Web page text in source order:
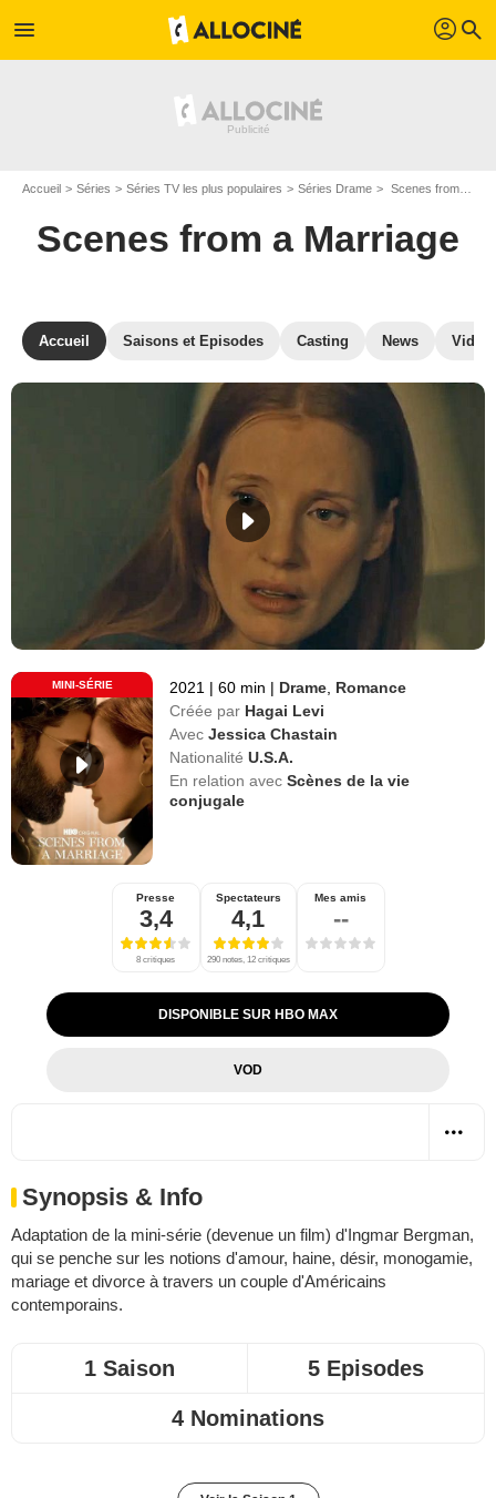
menu profil search
Accueil Séries Séries TV les plus populaires Séries Drame Scenes from a Marriage
Scenes from a Marriage
Accueil Saisons et Episodes Casting News
MINI-SÉRIE 2021 | 60 min | Drame Romance
Créée par Hagai Levi
Avec Jessica Chastain
Nationalité U.S.A.
En relation avec Scènes de la vie
conjugale
Presse
3,4
8 critiques
Spectateurs
4,1
290 notes, 12 critiques
Mes amis
--
DISPONIBLE SUR HBO MAX
VOD
Synopsis & Info
Adaptation de la mini-série (devenue un film) d'Ingmar Bergman,
qui se penche sur les notions d'amour, haine, désir, monogamie,
mariage et divorce à travers un couple d'Américains
contemporains.
1 Saison 5 Episodes
4 Nominations